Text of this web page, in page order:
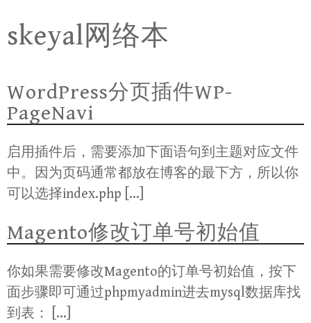
to
skeyal网络本
WordPress分页插件WP-
PageNavi
启用插件后，需要添加下面语句到主题对应文件
中。因为页码通常都放在博客的最下方，所以你
可以选择index.php […]
Magento修改订单号初始值
你如果需要修改Magento的订单号初始值，按下
面步骤即可通过phpmyadmin进去mysql数据库找
到表： […]